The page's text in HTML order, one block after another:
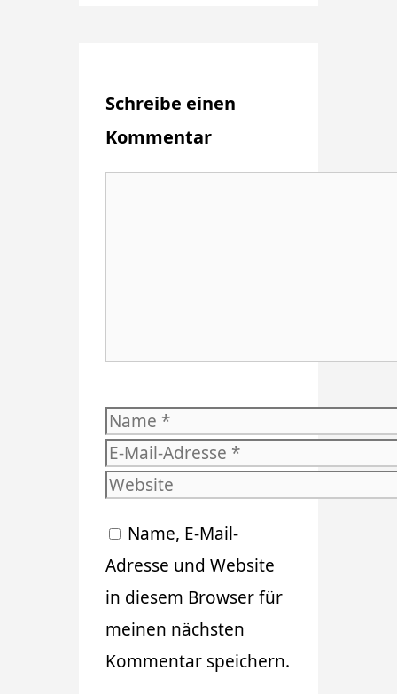
Schreibe einen
Kommentar
Name
E-
Mail-
Website
Name, E-Mail-
Adresse und Website
in diesem Browser für
meinen nächsten
Kommentar speichern.